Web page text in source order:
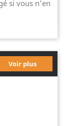
si vous n'en
Voir plus